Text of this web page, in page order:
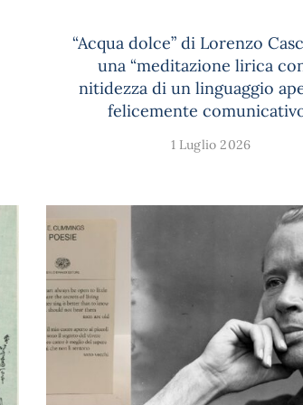
“Acqua dolce” di Lorenzo
una “meditazione lirica
nitidezza di un linguaggio
felicemente
1 Luglio 2026